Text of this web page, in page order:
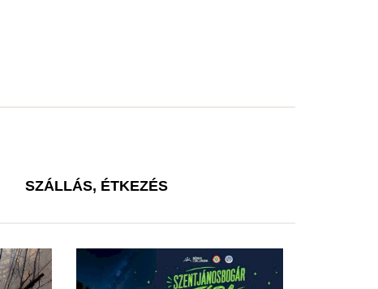
SZÁLLÁS, ÉTKEZÉS